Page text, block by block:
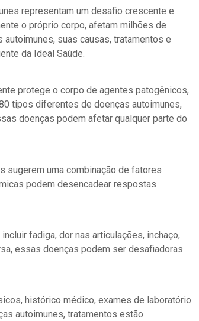
representam um desafio crescente e
o próprio corpo, afetam milhões de
suas causas, tratamentos e
da Ideal Saúde.
protege o corpo de agentes patogênicos,
tipos diferentes de doenças autoimunes,
doenças podem afetar qualquer parte do
sugerem uma combinação de fatores
podem desencadear respostas
fadiga, dor nas articulações, inchaço,
essas doenças podem ser desafiadoras
histórico médico, exames de laboratório
autoimunes, tratamentos estão